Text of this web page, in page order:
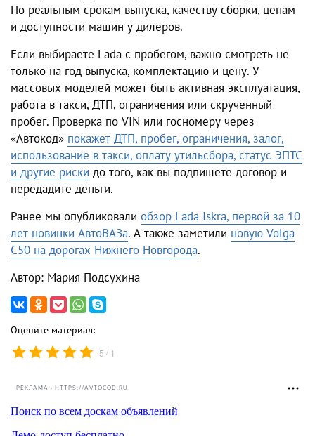
По реальным срокам выпуска, качеству сборки, ценам
и доступности машин у дилеров.
Если выбираете Lada с пробегом, важно смотреть не
только на год выпуска, комплектацию и цену. У
массовых моделей может быть активная эксплуатация,
работа в такси, ДТП, ограничения или скрученный
пробег. Проверка по VIN или госномеру через
«Автокод» покажет ДТП, пробег, ограничения, залог,
использование в такси, оплату утильсбора, статус ЭПТС
и другие риски до того, как вы подпишете договор и
передадите деньги.
Ранее мы опубликовали обзор Lada Iskra, первой за 10
лет новинки АвтоВАЗа. А также заметили новую Volga
C50 на дорогах Нижнего Новгорода.
Автор: Мария Подсухина
Оцените материал:
5 / 1
РЕКЛАМА • HTTPS://AVTOCOD.RU